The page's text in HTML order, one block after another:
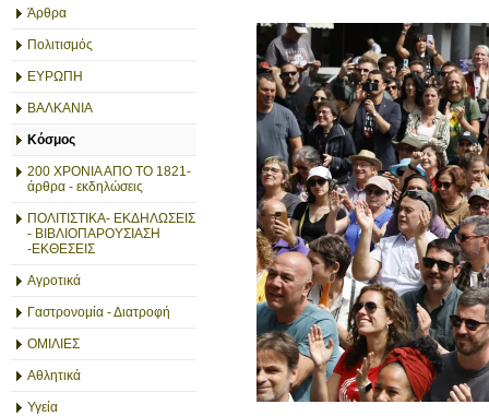
Άρθρα
Πολιτισμός
ΕΥΡΩΠΗ
ΒΑΛΚΑΝΙΑ
Κόσμος
200 ΧΡΟΝΙΑ ΑΠΟ ΤΟ 1821-
άρθρα - εκδηλώσεις
ΠΟΛΙΤΙΣΤΙΚΑ- ΕΚΔΗΛΩΣΕΙΣ
- ΒΙΒΛΙΟΠΑΡΟΥΣΙΑΣΗ
-ΕΚΘΕΣΕΙΣ
Αγροτικά
Γαστρονομία - Διατροφή
ΟΜΙΛΙΕΣ
Αθλητικά
Υγεία